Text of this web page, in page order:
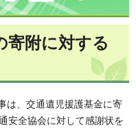
寄附に対する
は、交通遺児援護基金に寄
安全協会に対して感謝状を